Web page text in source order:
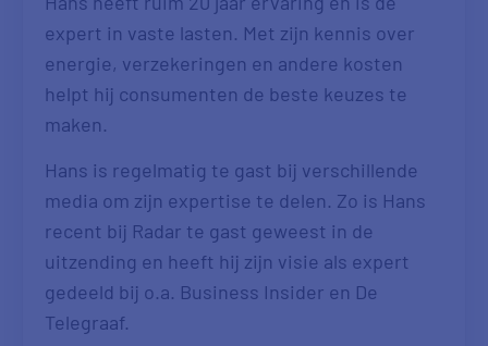
expert in vaste lasten. Met zijn kennis over
energie, verzekeringen en andere kosten
helpt hij consumenten de beste keuzes te
maken.
Hans is regelmatig te gast bij verschillende
media om zijn expertise te delen. Zo is Hans
recent bij Radar te gast geweest in de
uitzending en heeft hij zijn visie als expert
gedeeld bij o.a. Business Insider en De
Telegraaf.